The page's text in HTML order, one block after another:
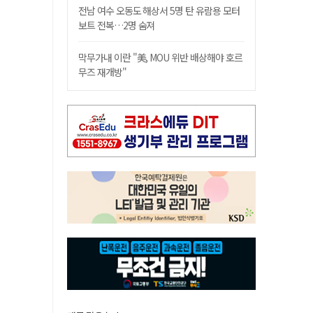
전남 여수 오동도 해상서 5명 탄 유람용 모터
보트 전복…2명 숨져
막무가내 이란 "美, MOU 위반 배상해야 호르
무즈 재개방"